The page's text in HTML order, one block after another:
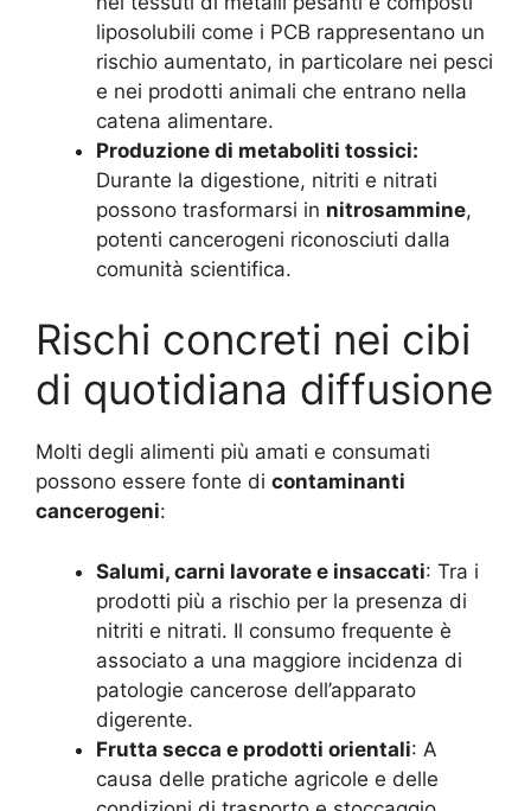
liposolubili come i PCB rappresentano un
rischio aumentato, in particolare nei pesci
e nei prodotti animali che entrano nella
catena alimentare.
Produzione di metaboliti tossici:
Durante la digestione, nitriti e nitrati
possono trasformarsi in nitrosammine,
potenti cancerogeni riconosciuti dalla
comunità scientifica.
Rischi concreti nei cibi
di quotidiana diffusione
Molti degli alimenti più amati e consumati
possono essere fonte di contaminanti
cancerogeni:
Salumi, carni lavorate e insaccati: Tra i
prodotti più a rischio per la presenza di
nitriti e nitrati. Il consumo frequente è
associato a una maggiore incidenza di
patologie cancerose dell’apparato
digerente.
Frutta secca e prodotti orientali: A
causa delle pratiche agricole e delle